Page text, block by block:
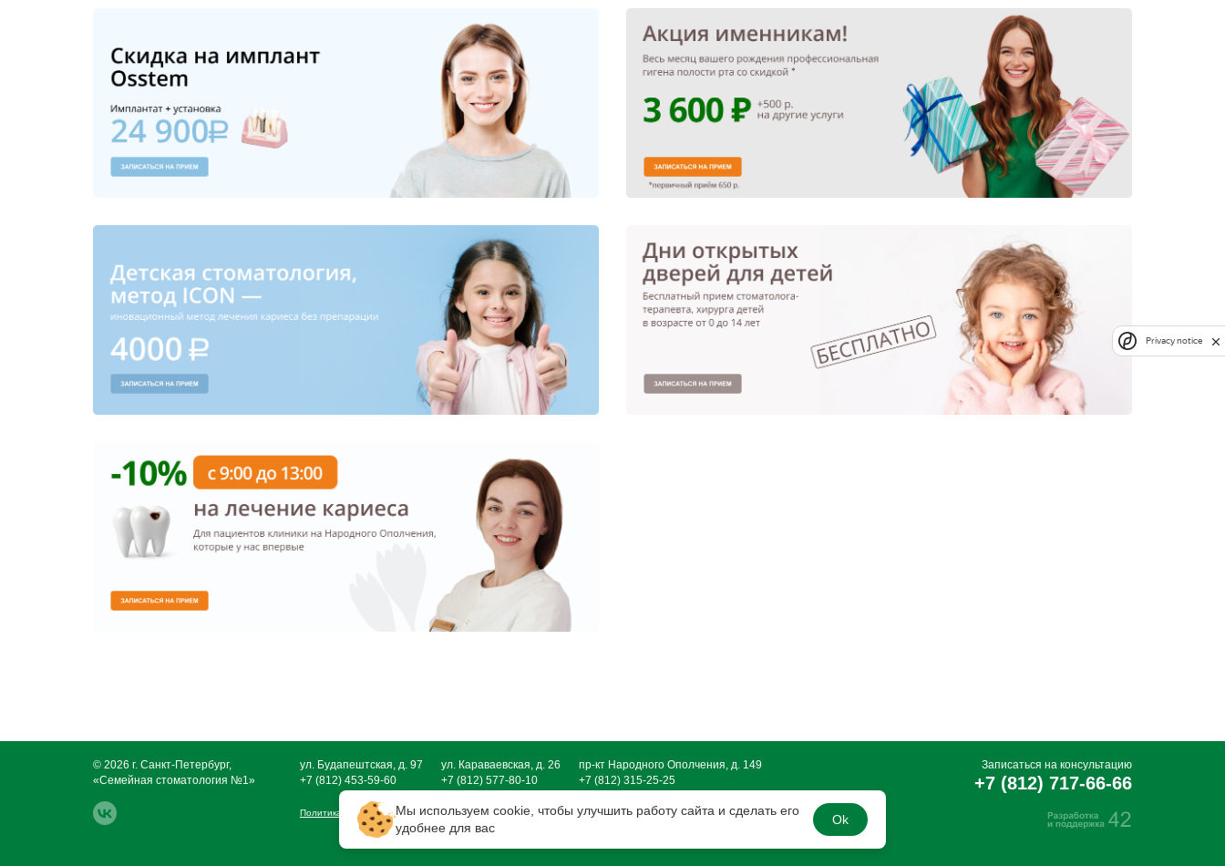
Записаться на консультацию
+7 (812) 717-66-66
ул. Будапештская, д. 97
+7 (812) 453-59-60
ул. Караваевская, д. 26
+7 (812) 577-80-10
пр-кт Народного Ополчения, д. 149
+7 (812) 315-25-25
Политика обработки персональных данных
© 2026 г. Санкт-Петербург,
«Семейная стоматология №1»
Мы используем cookie, чтобы улучшить работу сайта и сделать его
удобнее для вас
Ok
Privacy notice